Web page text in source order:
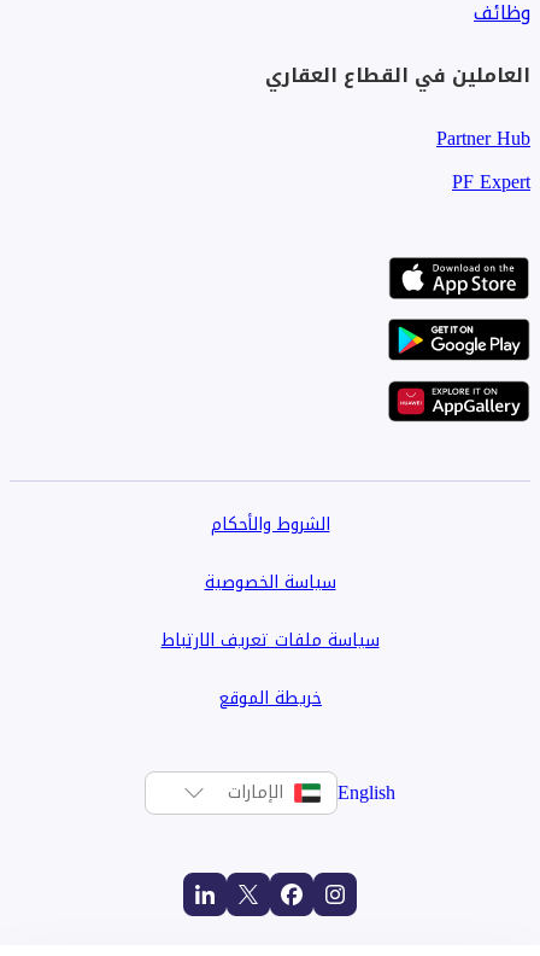
وظائف
العاملين في القطاع العقاري
Partner Hub
PF Expert
الشروط والأحكام
سياسة الخصوصية
سياسة ملفات تعريف الارتباط
خريطة الموقع
English الإمارات